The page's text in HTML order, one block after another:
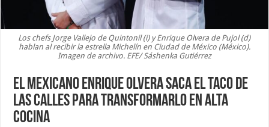
Los chefs Jorge Vallejo de Quintonil (i) y Enrique Olvera de Pujol (d)
hablan al recibir la estrella Michelín en Ciudad de México (México).
Imagen de archivo. EFE/ Sáshenka Gutiérrez
El mexicano Enrique Olvera saca el taco de
las calles para transformarlo en alta
cocina